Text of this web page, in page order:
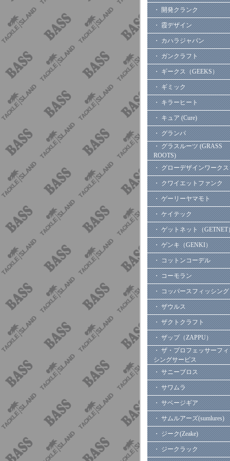
・ 開発クランク
・ 霞デザイン
・ カハラジャパン
・ ガンクラフト
・ ギークス（GEEKS）
・ ギミック
・ キラーヒート
・ キュア (Cure)
・ グランパ
・ グラスルーツ (GRASS
ROOTS)
・ グローデザインワークス
・ クワイエットファンク
・ ゲーリーヤマモト
・ ケイテック
・ ゲットネット（GETNET
・ ゲンキ（GENKI）
・ コットンコーデル
・ コーモラン
・ コッパースフィッシング
・ ザウルス
・ ザクトクラフト
・ ザップ（ZAPPU）
・ ザ・プロフェッサーフ
シングサービス
・ サニーブロス
・ サワムラ
・ サベージギア
・ サムルアーズ(sumlures)
・ ジーク(Zeake)
・ ジークラック